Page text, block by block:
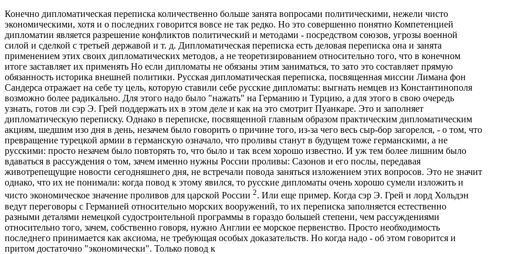
Конечно дипломатическая переписка количественно больше занята вопросами политическими, нежели чисто
экономическими, хотя и о последних говорится вовсе не так редко. Но это совершенно понятно Компетенцией
дипломатии является разрешение конфликтов политический и методами - посредством союзов, угрозы военной
силой и сделкой с третьей державой и т. д. Дипломатическая переписка есть деловая переписка она и занята
применением этих своих дипломатических методов, а не теоретизированием относительно того, что в конечном
итоге заставляет их применять Но если дипломаты не обязаны этим заниматься, то зато это составляет прямую
обязанность историка внешней политики. Русская дипломатическая переписка, посвященная миссии Лимана фон
Сандерса отражает на себе ту цель, которую ставили себе русские дипломаты: выгнать немцев из Константинополя
возможно более радикально. Для этого надо было "нажать" на Германию и Турцию, а для этого в свою очередь
узнать, готов ли сэр Э. Грей поддержать их в этом деле и как на это смотрит Пуанкаре. Это и заполняет
дипломатическую переписку. Однако в переписке, посвященной главным образом практическим дипломатическим
акциям, шедшим изо дня в день, незачем было говорить о причине того, из-за чего весь сыр-бор загорелся, - о том, что
превращение турецкой армии в германскую означало, что проливы станут в будущем тоже германскими, а не
русскими: просто незачем было повторять то, что было и так всем хорошо известно. И уж тем более лишним было
вдаваться в рассуждения о том, зачем именно нужны России проливы: Сазонов и его послы, передавая
животрепещущие новости сегодняшнего дня, не встречали повода заняться изложением этих вопросов. Это не значит
однако, что их не понимали: когда повод к этому явился, то русские дипломаты очень хорошо сумели изложить и
чисто экономическое значение проливов для царской России 2. Или еще пример. Когда сэр Э. Грей и лорд Хольдэн
ведут переговоры с Германией относительно морских вооружений, то их переписка заполняется естественно
разными деталями немецкой судостроительной программы в гораздо большей степени, чем рассуждениями
относительно того, зачем, собственно говоря, нужно Англии ее морское первенство. Просто необходимость
последнего принимается как аксиома, не требующая особых доказательств. Но когда надо - об этом говорится и
притом достаточно "экономически". Только повод к